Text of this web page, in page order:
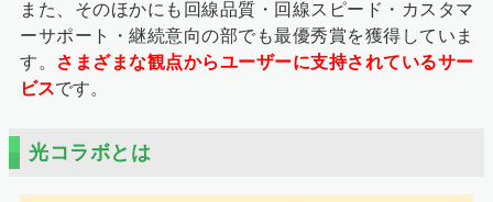
また、そのほかにも回線品質・回線スピード・カスタマ
ーサポート・継続意向の部でも最優秀賞を獲得していま
す。
さまざまな観点からユーザーに支持されているサー
ビスです。
光コラボとは